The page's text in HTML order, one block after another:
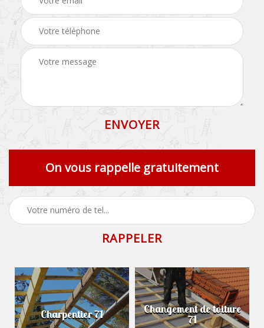
On vous rappelle gratuitement
Charpentier 71 Changement de toiture
71